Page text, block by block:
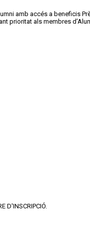
amb accés a beneficis
prioritat als membres
D'INSCRIPCIÓ.